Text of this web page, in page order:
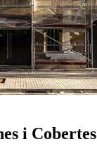
i Cobertes